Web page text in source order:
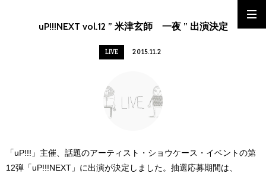
uP!!!NEXT vol.12 ” 米津玄師 一夜 ” 出演決定
LIVE 2015.11.2
「uP!!!」主催、話題のアーティスト・ショウケース・イベントの第
12弾「uP!!!NEXT」に出演が決定しました。抽選応募期間は、